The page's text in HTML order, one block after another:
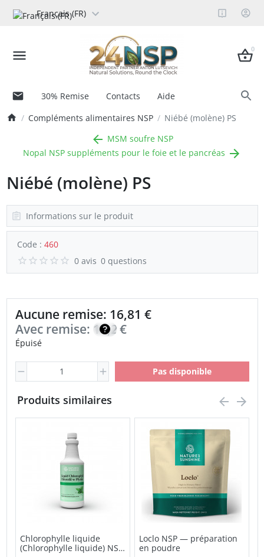
Français (FR)
0
30% Remise Contacts
Aide
Compléments alimentaires NSP
Niébé (molène) PS
MSM soufre NSP
Nopal NSP suppléments pour le foie et le pancréas
Niébé (molène) PS
Informations sur le produit
Code : 460
0 avis 0 questions
Aucune remise: 16,81 €
Avec remise: 14,29
€
Épuisé
Pas disponible
Produits similaires
Chlorophylle liquide
(Chlorophylle liquide) NSP
Loclo NSP — préparation
en poudre